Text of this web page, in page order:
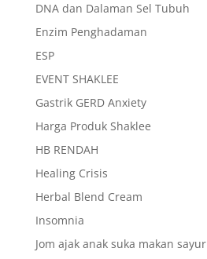
DNA dan Dalaman Sel Tubuh
Enzim Penghadaman
ESP
EVENT SHAKLEE
Gastrik GERD Anxiety
Harga Produk Shaklee
HB RENDAH
Healing Crisis
Herbal Blend Cream
Insomnia
Jom ajak anak suka makan sayur